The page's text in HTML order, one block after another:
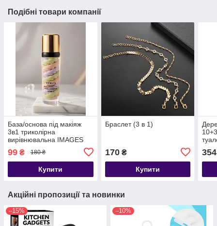
Подібні товари компанії
База/основа під макіяж
3в1 триколірна
вирівнювальна IMAGES
40г (без пакув)
99 ₴ 180 ₴
Купити
Браслет (3 в 1)
170₴
Купити
354
Акційні пропозиції та новинки
–15% –10%